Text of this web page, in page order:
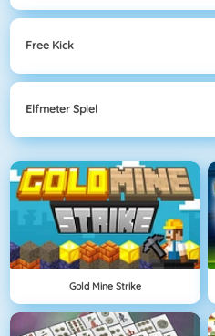
Free Kick
Elfmeter Spiel
Gold Mine Strike